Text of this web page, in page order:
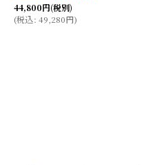
44,800円(税別)
(税込: 49,280円)